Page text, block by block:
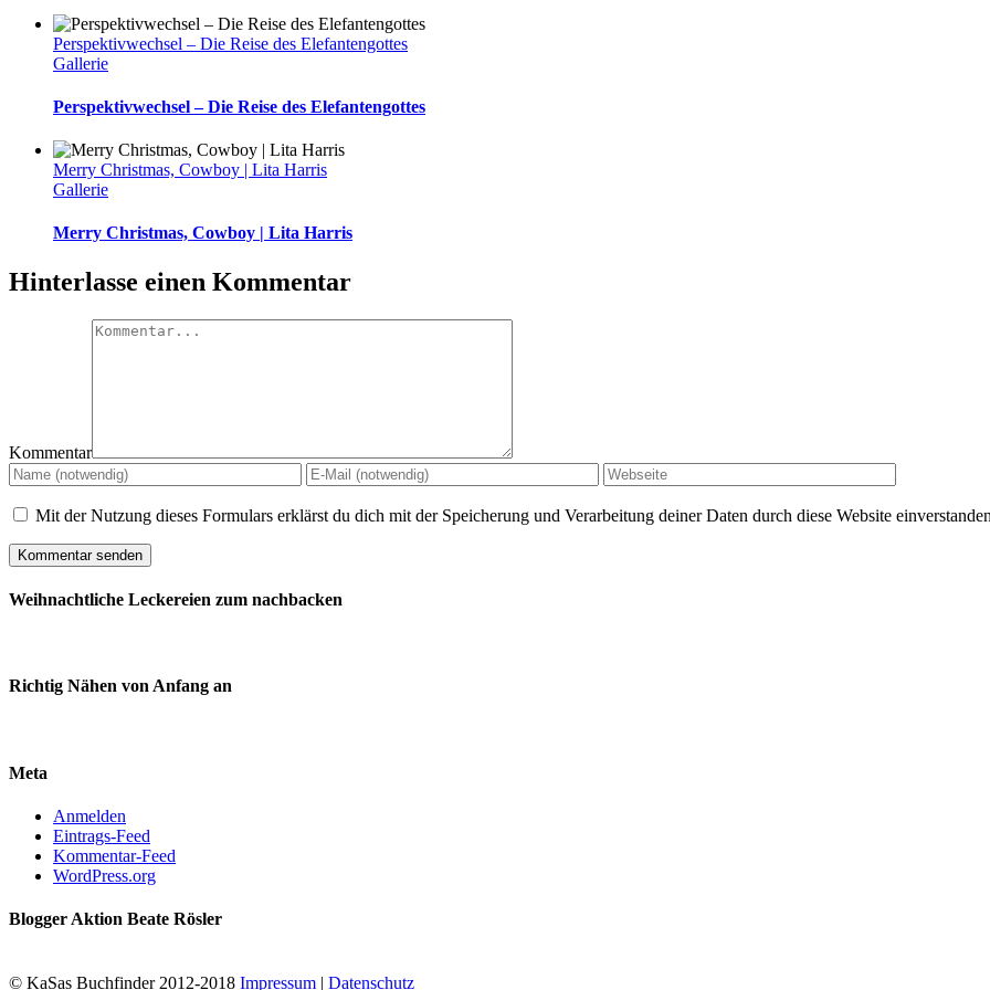
Perspektivwechsel – Die Reise des Elefantengottes
Gallerie
Perspektivwechsel – Die Reise des Elefantengottes
Merry Christmas, Cowboy | Lita Harris
Gallerie
Merry Christmas, Cowboy | Lita Harris
Hinterlasse einen Kommentar
Kommentar
Mit der Nutzung dieses Formulars erklärst du dich mit der Speicherung und Verarbeitung deiner Daten durch diese Website
Weihnachtliche Leckereien zum nachbacken
Richtig Nähen von Anfang an
Meta
Anmelden
Eintrags-Feed
Kommentar-Feed
WordPress.org
Blogger Aktion Beate Rösler
© KaSas Buchfinder 2012-2018 Impressum | Datenschutz